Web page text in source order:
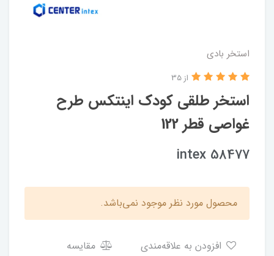
استخر بادی
استخر طلقی کودک اینتکس طرح
غواصی قطر 122
از 35
intex 58477
محصول مورد نظر موجود نمی‌باشد.
مقایسه